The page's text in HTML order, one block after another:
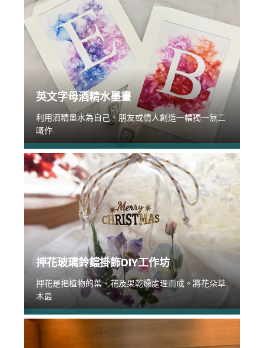
英文字母酒精水墨畫
利用酒精墨水為自己、朋友或情人創造一幅獨一無二
嘅作...
押花玻璃鈴鐺掛飾DIY工作坊
押花是把植物的葉、花及果乾燥處理而成。將花朵草
木最...